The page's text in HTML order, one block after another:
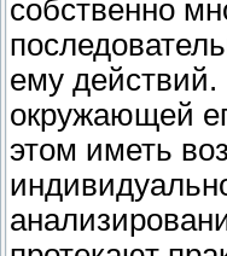
собственно
ему действий.
окружающей
этом иметь